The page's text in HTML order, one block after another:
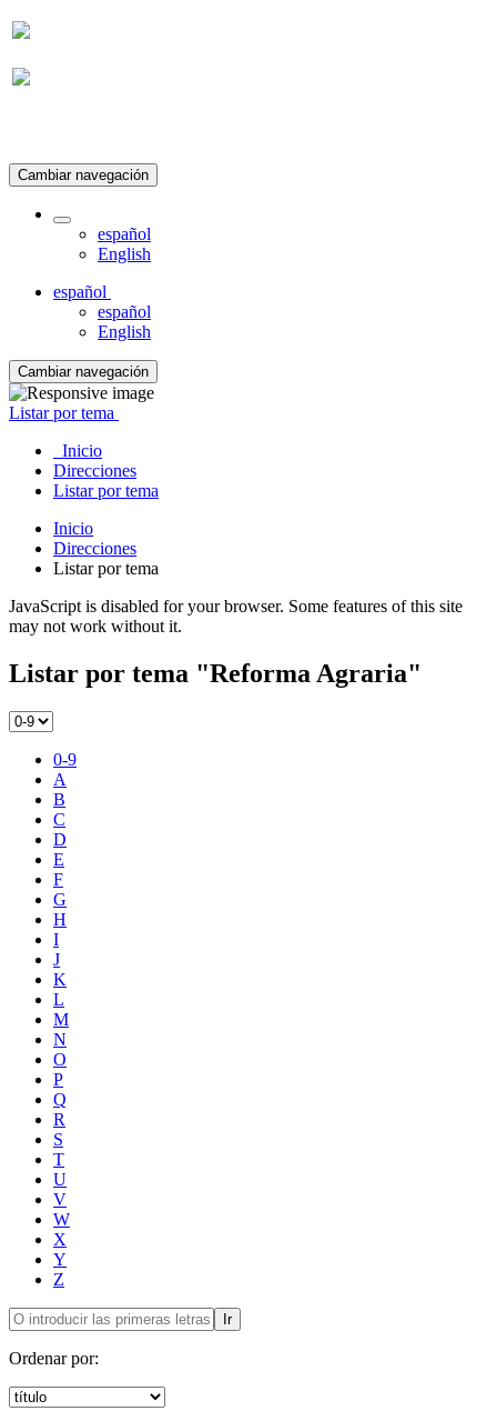
Cambiar navegación
español
English
español
español
English
Cambiar navegación
Listar por tema
Inicio
Direcciones
Listar por tema
Inicio
Direcciones
Listar por tema
JavaScript is disabled for your browser. Some features of this site
may not work without it.
Listar por tema "Reforma Agraria"
0-9
A
B
C
D
E
F
G
H
I
J
K
L
M
N
O
P
Q
R
S
T
U
V
W
X
Y
Z
Ir
Ordenar por: